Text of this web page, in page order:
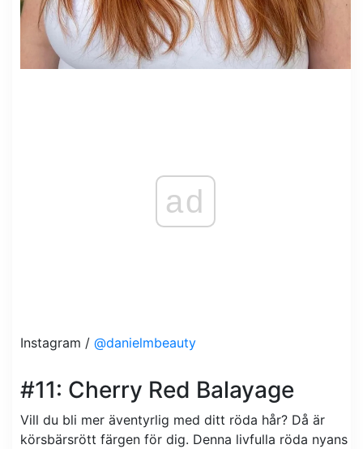
ad
Instagram / @danielmbeauty
#11: Cherry Red Balayage
Vill du bli mer äventyrlig med ditt röda hår? Då är
körsbärsrött färgen för dig. Denna livfulla röda nyans